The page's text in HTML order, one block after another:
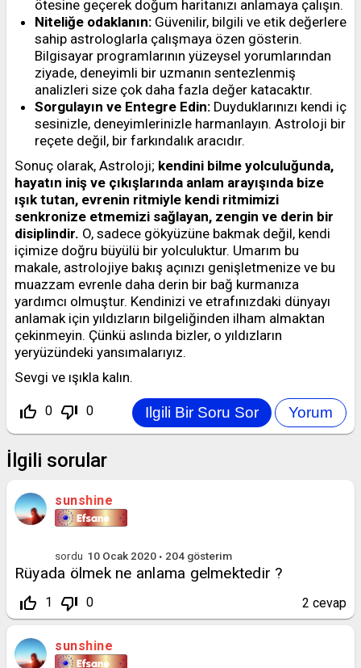
ötesine geçerek doğum haritanızı anlamaya çalışın.
Niteliğe odaklanın: Güvenilir, bilgili ve etik değerlere
sahip astrologlarla çalışmaya özen gösterin.
Bilgisayar programlarının yüzeysel yorumlarından
ziyade, deneyimli bir uzmanın sentezlenmiş
analizleri size çok daha fazla değer katacaktır.
Sorgulayın ve Entegre Edin: Duyduklarınızı kendi iç
sesinizle, deneyimlerinizle harmanlayın. Astroloji bir
reçete değil, bir farkındalık aracıdır.
Sonuç olarak, Astroloji; kendini bilme yolculuğunda,
hayatın iniş ve çıkışlarında anlam arayışında bize
ışık tutan, evrenin ritmiyle kendi ritmimizi
senkronize etmemizi sağlayan, zengin ve derin bir
disiplindir. O, sadece gökyüzüne bakmak değil, kendi
içimize doğru büyülü bir yolculuktur. Umarım bu
makale, astrolojiye bakış açınızı genişletmenize ve bu
muazzam evrenle daha derin bir bağ kurmanıza
yardımcı olmuştur. Kendinizi ve etrafınızdaki dünyayı
anlamak için yıldızların bilgeliğinden ilham almaktan
çekinmeyin. Çünkü aslında bizler, o yıldızların
yeryüzündeki yansımalarıyız.
Sevgi ve ışıkla kalın.
thumb_up_off_alt 0 thumb_down_off_alt 0
İlgili sorular
sunshine
sordu 10 Ocak 2020 204 gösterim
Rüyada ölmek ne anlama gelmektedir ?
thumb_up_off_alt 1 thumb_down_off_alt 0 2 cevap
sunshine